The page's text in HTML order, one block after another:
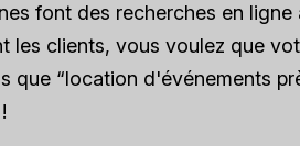
font des recherches en
les clients, vous voulez que
que “location d'événements